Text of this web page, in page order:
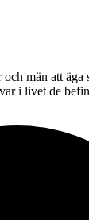
män att äga
i livet de